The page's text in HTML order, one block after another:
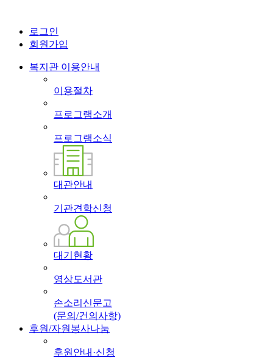
로그인
회원가입
복지관 이용안내
이용절차
프로그램소개
프로그램소식
대관안내
기관견학신청
대기현황
영상도서관
손소리신문고
(문의/건의사항)
후원/자원봉사나눔
후원안내·신청